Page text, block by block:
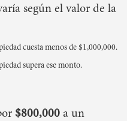
según el valor de la
cuesta menos de $1,000,000.
supera ese monto.
$800,000 a un